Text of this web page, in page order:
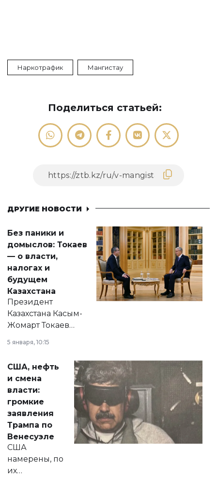
Наркотрафик Мангистау
Поделиться статьей:
ДРУГИЕ НОВОСТИ
Без паники и
домыслов: Токаев
— о власти,
налогах и
будущем
Казахстана
Президент
Казахстана Касым-
Жомарт Токаев
сразу несколько
актуальных тем —
от слухов о
политических
реформах до
вопросов армии,
экономики и
личного здоровья.
5 января, 10:15
США, нефть
и смена
власти:
громкие
заявления
Трампа по
Венесуэле
США
намерены, по
их